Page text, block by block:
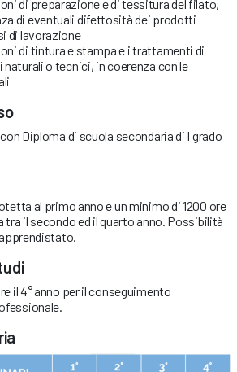
di preparazione e di tessitura del filato,
di eventuali difettosità dei prodotti
di lavorazione
di tintura e stampa e i trattamenti di
o tecnici, in coerenza con le
con Diploma di scuola secondaria di I grado
al primo anno e un minimo di 1200 ore
tra il secondo ed il quarto anno. Possibilità
il 4° anno per il conseguimento